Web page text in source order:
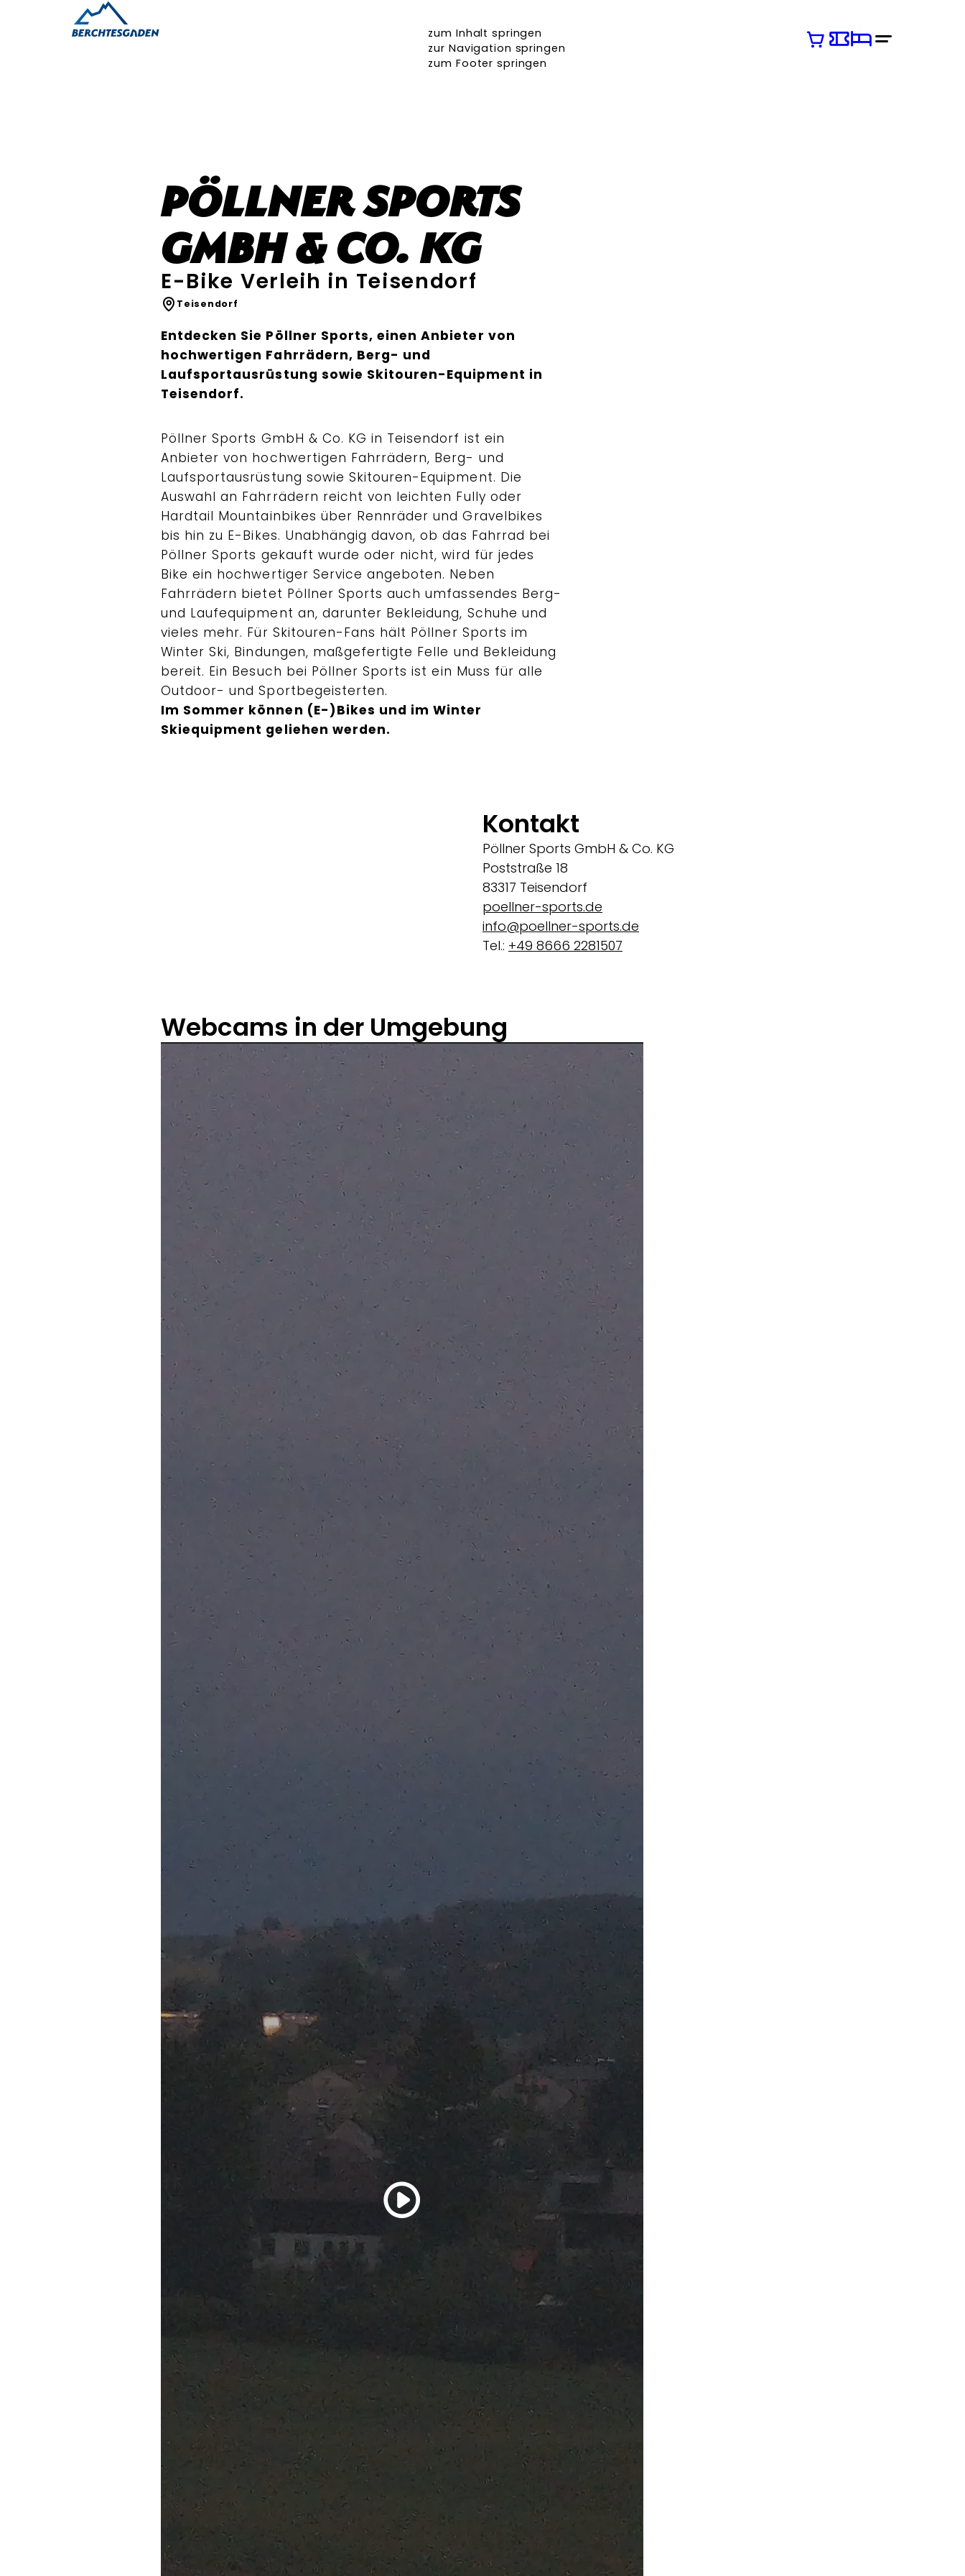
zum Inhalt springen
zur Navigation springen
zum Footer springen
Pöllner Sports
GmbH & Co. KG
E-Bike Verleih in Teisendorf
Teisendorf
Entdecken Sie Pöllner Sports, einen Anbieter von
hochwertigen Fahrrädern, Berg- und
Laufsportausrüstung sowie Skitouren-Equipment in
Teisendorf.
Pöllner Sports GmbH & Co. KG in Teisendorf ist ein
Anbieter von hochwertigen Fahrrädern, Berg- und
Laufsportausrüstung sowie Skitouren-Equipment. Die
Auswahl an Fahrrädern reicht von leichten Fully oder
Hardtail Mountainbikes über Rennräder und Gravelbikes
bis hin zu E-Bikes. Unabhängig davon, ob das Fahrrad bei
Pöllner Sports gekauft wurde oder nicht, wird für jedes
Bike ein hochwertiger Service angeboten. Neben
Fahrrädern bietet Pöllner Sports auch umfassendes Berg-
und Laufequipment an, darunter Bekleidung, Schuhe und
vieles mehr. Für Skitouren-Fans hält Pöllner Sports im
Winter Ski, Bindungen, maßgefertigte Felle und Bekleidung
bereit. Ein Besuch bei Pöllner Sports ist ein Muss für alle
Outdoor- und Sportbegeisterten.
Im Sommer können (E-)Bikes und im Winter
Skiequipment geliehen werden.
Kontakt
Pöllner Sports GmbH & Co. KG
Poststraße 18
83317 Teisendorf
poellner-sports.de
info@poellner-sports.de
Tel.: +49 8666 2281507
Webcams in der Umgebung